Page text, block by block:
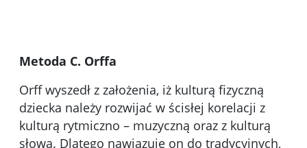
Metoda C. Orffa
Orff wyszedł z założenia, iż kulturą fizyczną
dziecka należy rozwijać w ścisłej korelacji z
kulturą rytmiczno – muzyczną oraz z kulturą
słowa. Dlatego nawiązuje on do tradycyjnych,